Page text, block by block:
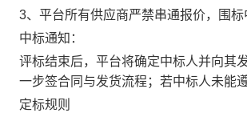
3、平台所有供应商严禁串通报价，围
中标通知：
评标结束后，平台将确定中标人并向其
一步签合同与发货流程；若中标人未能
定标规则